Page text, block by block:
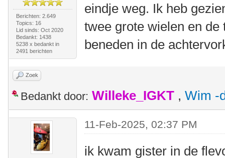
Berichten: 2.649
Topics: 16
Lid sinds: Oct 2020
Bedankt: 1438
5238 x bedankt in
2491 berichten
eindje weg. Ik heb
twee grote wielen en
beneden in de
Zoek
Bedankt door: Willeke_IGKT , Wim -
11-Feb-2025, 02:37 PM
ik kwam gister in de